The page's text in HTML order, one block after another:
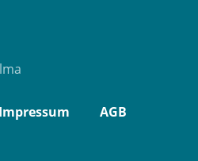
Impressum AGB